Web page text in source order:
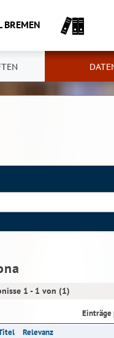
BREMEN
1 - 1 von (1)
Einträge
Relevanz